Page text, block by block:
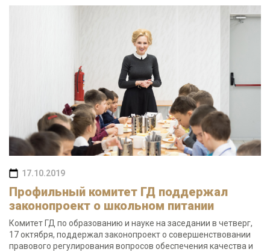
17.10.2019
Профильный комитет ГД поддержал
законопроект о школьном питании
Комитет ГД по образованию и науке на заседании в четверг,
17 октября, поддержал законопроект о совершенствовании
правового регулирования вопросов обеспечения качества и